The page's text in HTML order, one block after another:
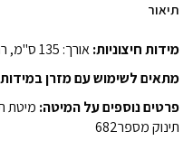
תיאור
מידות חיצוניות:אורך: 135 ס"מ, רוחב: 75 ס"מ, גובה: 90ס"מ
מתאים לשימוש עם מזרן
פרטים נוספים על המיטה: מיטת
תינוק מספר682